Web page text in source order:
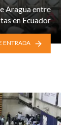
Aragua entre
en Ecuador
ENTRADA